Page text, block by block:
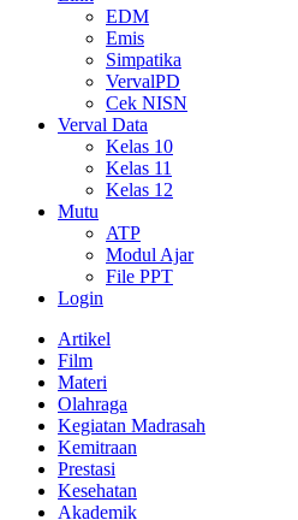
EDM
Emis
Simpatika
VervalPD
Cek NISN
Verval Data
Kelas 10
Kelas 11
Kelas 12
Mutu
ATP
Modul Ajar
File PPT
Login
Artikel
Film
Materi
Olahraga
Kegiatan Madrasah
Kemitraan
Prestasi
Kesehatan
Akademik